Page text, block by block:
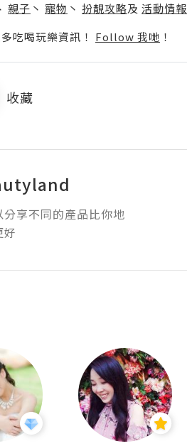
親子 丶 寵物 丶 扮靚攻略及 活動情報
吃喝玩樂資訊！ Follow 我哋 ！
收藏
享不同的產品比你地